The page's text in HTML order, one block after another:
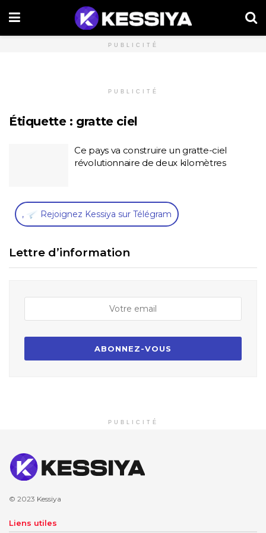
PUBLICITÉ
PUBLICITÉ
Étiquette : gratte ciel
Ce pays va construire un gratte-ciel
révolutionnaire de deux kilomètres
, Rejoignez Kessiya sur Télégram
Lettre d’information
PUBLICITÉ
© 2023 Kessiya
Liens utiles